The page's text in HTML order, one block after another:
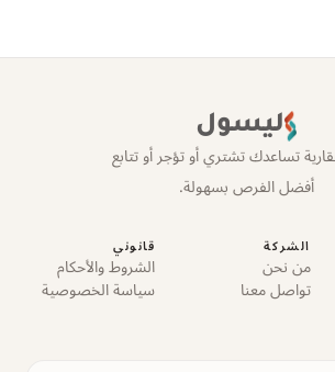
ليسول
تساعدك تشتري أو تؤجر أو تتابع
أفضل الفرص بسهولة.
الشركة
من نحن
تواصل معنا
قانوني
الشروط والأحكام
سياسة الخصوصية